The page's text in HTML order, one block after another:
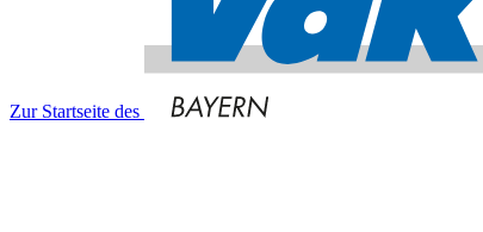
Zur Startseite des